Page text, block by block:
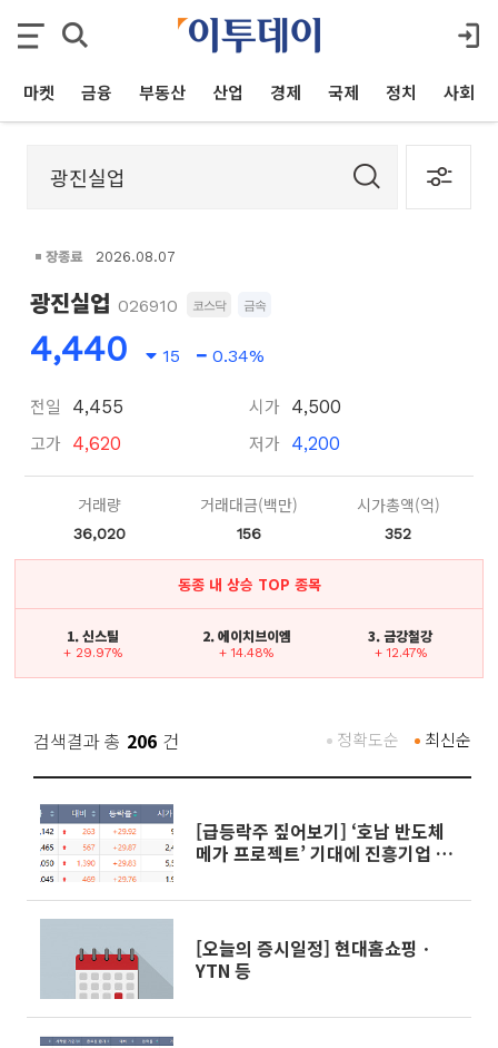
마켓 금융 부동산 산업 경제 국제 정치 사회
장종료 2026.08.07
광진실업 026910 코스닥 금속
4,440 15 0.34%
전일 4,455
고가 4,620
시가 4,500
저가 4,200
거래량
36,020
거래대금(백만)
156
시가총액(억)
352
동종 내 상승 TOP 종목
1. 신스틸
+ 29.97%
2. 에이치브이엠
+ 14.48%
3. 금강철강
+ 12.47%
검색결과 총 206 건 최신순
정확도순
[급등락주 짚어보기] ‘호남 반도체
메가 프로젝트’ 기대에 진흥기업 상
[오늘의 증시일정] 현대홈쇼핑ㆍ
YTN 등